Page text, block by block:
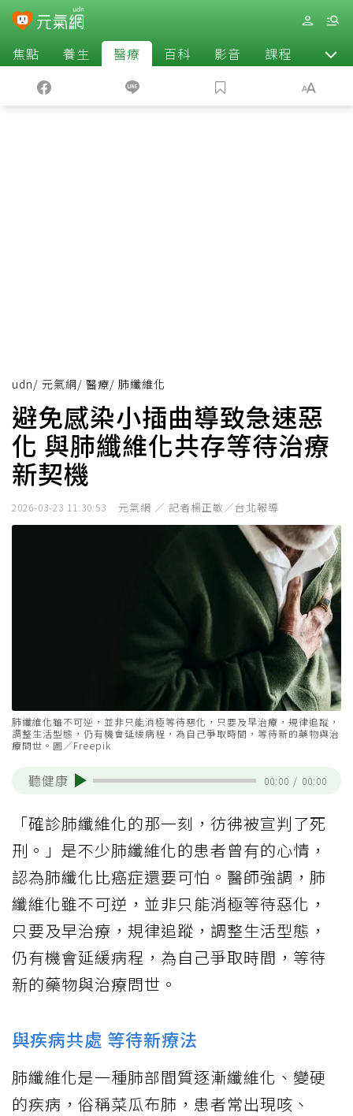
焦點 養生 醫療 百科 影音 課程 退休
udn/ 元氣網/ 醫療/ 肺纖維化
避免感染小插曲導致急速惡
化 與肺纖維化共存等待治療
新契機
2026-03-23 11:30:53 元氣網 ／ 記者楊正敏／台北報導
肺纖維化雖不可逆，並非只能消極等待惡化，只要及早治療，規律追蹤，
調整生活型態，仍有機會延緩病程，為自己爭取時間，等待新的藥物與治
療問世。圖／Freepik
聽健康 00:00 / 00:00
「確診肺纖維化的那一刻，彷彿被宣判了死
刑。」是不少肺纖維化的患者曾有的心情，
認為肺纖化比癌症還要可怕。醫師強調，肺
纖維化雖不可逆，並非只能消極等待惡化，
只要及早治療，規律追蹤，調整生活型態，
仍有機會延緩病程，為自己爭取時間，等待
新的藥物與治療問世。
與疾病共處 等待新療法
肺纖維化是一種肺部間質逐漸纖維化、變硬
的疾病，俗稱菜瓜布肺，患者常出現咳、